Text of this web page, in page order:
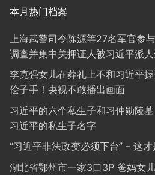
本月热门档案
上海武警司令陈源等27名军官参
调查并集中关押证人被习近平派
李克强女儿在葬礼上不和习近平
侩子手！央视不敢播出画面
习近平的六个私生子和习仲勋陵
习近平的私生子名字
“习近平非法政变必须下台” – 这
湖北省鄂州市一家3口3P 爸妈女